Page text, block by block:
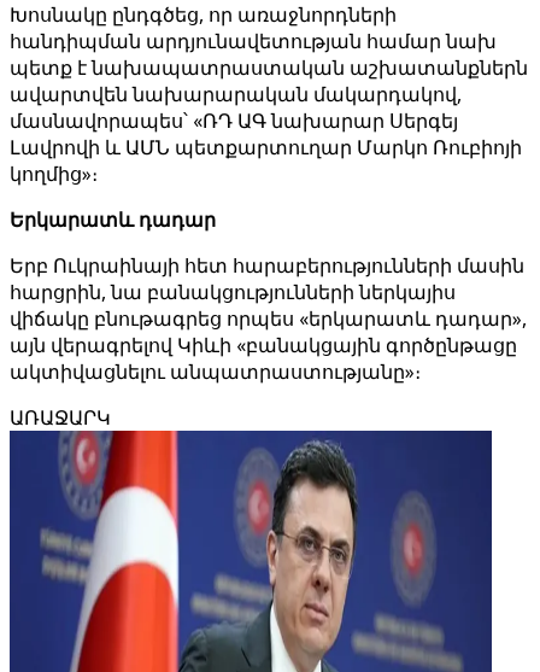
Խոսնակը ընդգծեց, որ առաջնորդների
հանդիպման արդյունավետության համար նախ
պետք է նախապատրաստական ​​աշխատանքներն
ավարտվեն նախարարական մակարդակով,
մասնավորապես՝ «ՌԴ ԱԳ նախարար Սերգեյ
Լավրովի և ԱՄՆ պետքարտուղար Մարկո Ռուբիոյի
կողմից»։
Երկարատև դադար
Երբ Ուկրաինայի հետ հարաբերությունների մասին
հարցրին, նա բանակցությունների ներկայիս
վիճակը բնութագրեց որպես «երկարատև դադար»,
այն վերագրելով Կիևի «բանակցային գործընթացը
ակտիվացնելու անպատրաստությանը»։
ԱՌԱՋԱՐԿ